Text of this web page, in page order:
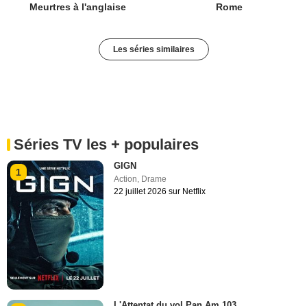
Meurtres à l'anglaise Rome
Les séries similaires
Séries TV les + populaires
1
GIGN
Action Drame
22 juillet 2026 sur Netflix